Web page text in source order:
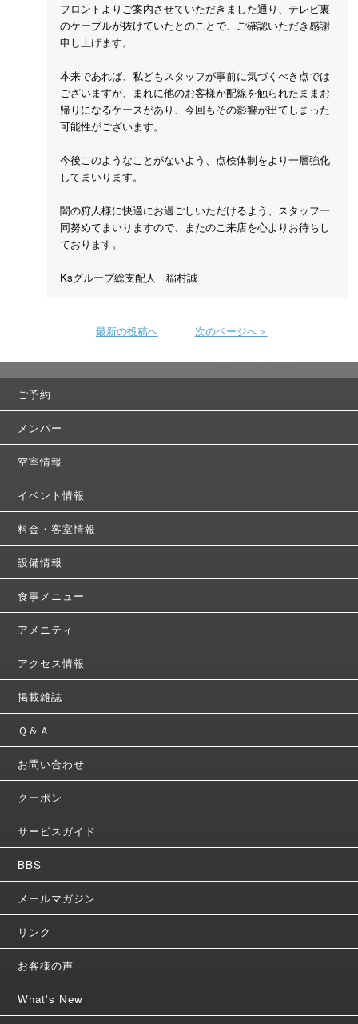
フロントよりご案内させていただきました通り、テレビ裏
のケーブルが抜けていたとのことで、ご確認いただき感謝
申し上げます。
本来であれば、私どもスタッフが事前に気づくべき点では
ございますが、まれに他のお客様が配線を触られたままお
帰りになるケースがあり、今回もその影響が出てしまった
可能性がございます。
今後このようなことがないよう、点検体制をより一層強化
してまいります。
闇の狩人様に快適にお過ごしいただけるよう、スタッフ一
同努めてまいりますので、またのご来店を心よりお待ちし
ております。
Ksグループ総支配人 稲村誠
最新の投稿へ 次のページへ＞
ご予約
メンバー
空室情報
イベント情報
料金・客室情報
設備情報
食事メニュー
アメニティ
アクセス情報
掲載雑誌
Ｑ＆Ａ
お問い合わせ
クーポン
サービスガイド
BBS
メールマガジン
リンク
お客様の声
What's New